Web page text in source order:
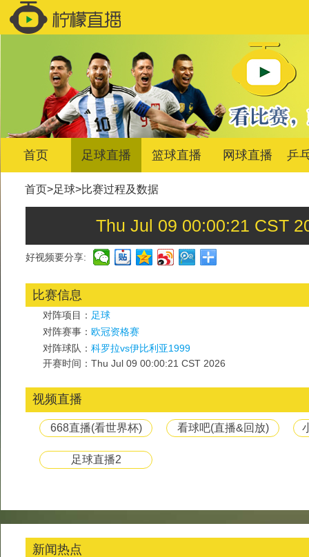
首页 足球直播 篮球直播 网球直播 乒
首页>足球>比赛过程及数据
Thu Jul 09 00:00:21 CST
好视频要分享:
比赛信息
对阵项目： 足球
对阵赛事： 欧冠资格赛
对阵球队： 科罗拉vs伊比利亚1999
开赛时间：Thu Jul 09 00:00:21 CST 2026
视频直播
668直播(看世界杯) 看球吧(直播&回放)
足球直播2
新闻热点